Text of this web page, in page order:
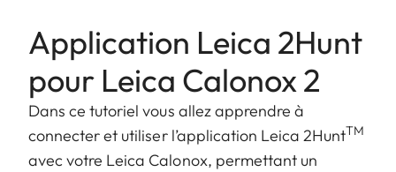
Application Leica 2Hunt
pour Leica Calonox 2
Dans ce tutoriel vous allez apprendre à
connecter et utiliser l’application Leica 2HuntTM
avec votre Leica Calonox, permettant un